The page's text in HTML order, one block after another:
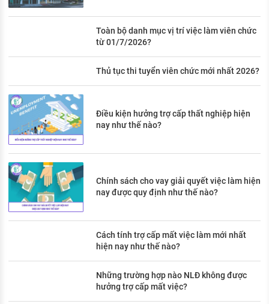
Toàn bộ danh mục vị trí việc làm viên chức
từ 01/7/2026?
Thủ tục thi tuyển viên chức mới nhất 2026?
Điều kiện hưởng trợ cấp thất nghiệp hiện
nay như thế nào?
Chính sách cho vay giải quyết việc làm hiện
nay được quy định như thế nào?
Cách tính trợ cấp mất việc làm mới nhất
hiện nay như thế nào?
Những trường hợp nào NLĐ không được
hưởng trợ cấp mất việc?